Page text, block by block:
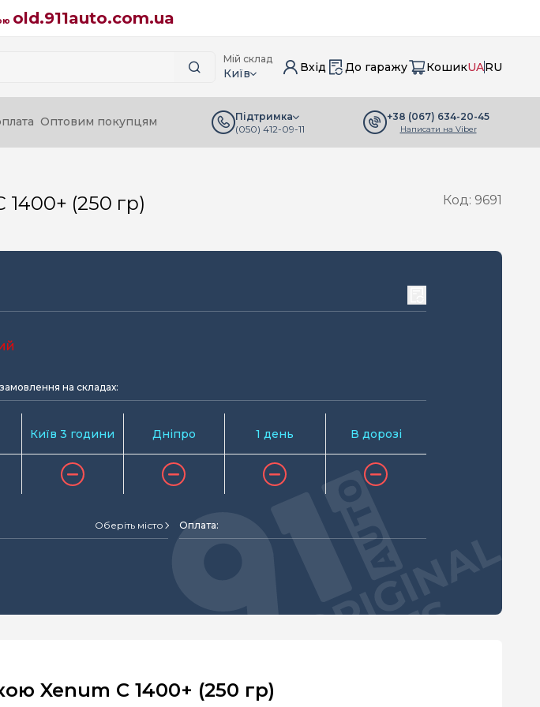
old.911auto.com.ua
Мій склад
Київ Вхід До гаражу КошикUARU
Оптовим покупцям
Підтримка
(050) 412-09-11
+38 (067) 634-20-45
Написати на Viber
(250 гр) Код: 9691
на складах:
Київ 3 години Дніпро 1 день В дорозі
Оберіть місто Оплата:
Xenum C 1400+ (250 гр)